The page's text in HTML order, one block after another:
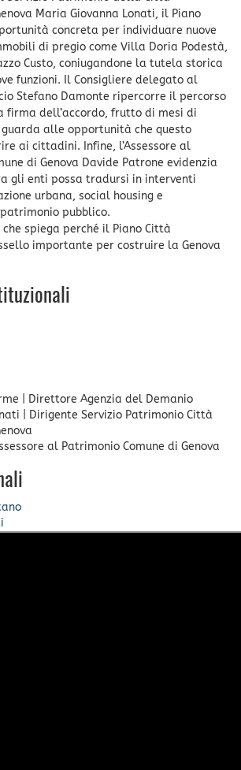
Maria Giovanna Lonati, il Piano
concreta per individuare nuove
di pregio come Villa Doria Podestà,
Custo, coniugandone la tutela storica
funzioni. Il Consigliere delegato al
Stefano Damonte ripercorre il percorso
firma dell’accordo, frutto di mesi di
guarda alle opportunità che questo
ai cittadini. Infine, l’Assessore al
di Genova Davide Patrone evidenzia
gli enti possa tradursi in interventi
urbana, social housing e
pubblico.
spiega perché il Piano Città
importante per costruire la Genova
Direttore Agenzia del Demanio
Dirigente Servizio Patrimonio Città
al Patrimonio Comune di Genova